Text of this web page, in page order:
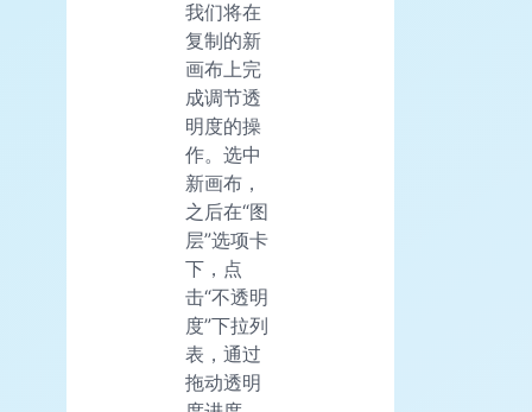
我们将在
复制的新
画布上完
成调节透
明度的操
作。选中
新画布，
之后在“图
层”选项卡
下，点
击“不透明
度”下拉列
表，通过
拖动透明